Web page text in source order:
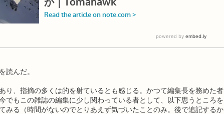
読んだ。
り、指摘の多くは的を射ているとも感じる。かつて編集長を務めた者
でもこの雑誌の編集に少し関わっている者として、以下思うところを
みる（時間がないのでとりあえず気づいたことのみ。後で追記するか